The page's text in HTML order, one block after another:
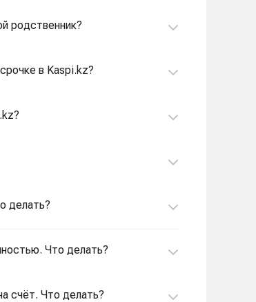
родственник?
в Kaspi.kz?
делать?
Что делать?
счёт. Что делать?